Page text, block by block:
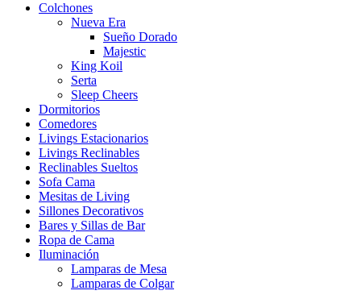
Colchones
Nueva Era
Sueño Dorado
Majestic
King Koil
Serta
Sleep Cheers
Dormitorios
Comedores
Livings Estacionarios
Livings Reclinables
Reclinables Sueltos
Sofa Cama
Mesitas de Living
Sillones Decorativos
Bares y Sillas de Bar
Ropa de Cama
Iluminación
Lamparas de Mesa
Lamparas de Colgar